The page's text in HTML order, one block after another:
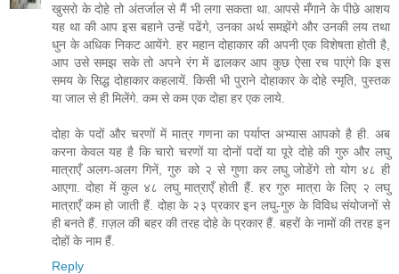
खुसरो के दोहे तो अंतर्जाल से मैं भी लगा सकता था. आपसे मँगाने के पीछे आशय
यह था की आप इस बहाने उन्हें पढेंगे, उनका अर्थ समझेंगे और उनकी लय तथा
धुन के अधिक निकट आयेंगे. हर महान दोहाकार की अपनी एक विशेषता होती है,
आप उसे समझ सके तो अपने रंग में ढालकर आप कुछ ऐसा रच पाएंगे कि इस
समय के सिद्ध दोहाकार कहलायें. किसी भी पुराने दोहाकार के दोहे स्मृति, पुस्तक
या जाल से ही मिलेंगे. कम से कम एक दोहा हर एक लाये.
दोहा के पदों और चरणों में मात्र गणना का पर्याप्त अभ्यास आपको है ही. अब
करना केवल यह है कि चारो चरणों या दोनों पदों या पूरे दोहे की गुरु और लघु
मात्राएँ अलग-अलग गिनें, गुरु को २ से गुणा कर लघु जोडेंगे तो योग ४८ ही
आएगा. दोहा में कुल ४८ लघु मात्राएँ होती हैं. हर गुरु मात्रा के लिए २ लघु
मात्राएँ कम हो जाती हैं. दोहा के २३ प्रकार इन लघु-गुरु के विविध संयोजनों से
ही बनते हैं. ग़ज़ल की बहर की तरह दोहे के प्रकार हैं. बहरों के नामों की तरह इन
दोहों के नाम हैं.
Reply